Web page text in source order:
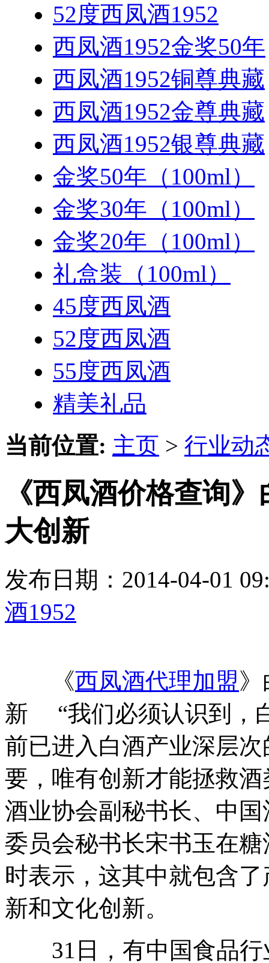
52度西凤酒1952
西凤酒1952金奖50年
西凤酒1952铜尊典藏
西凤酒1952金尊典藏
西凤酒1952银尊典藏
金奖50年（100ml）
金奖30年（100ml）
金奖20年（100ml）
礼盒装（100ml）
45度西凤酒
52度西凤酒
55度西凤酒
精美礼品
当前位置: 主页 > 行业动
《西凤酒价格查询
大创新
发布日期：2014-04-01
酒1952
《西凤酒代理加盟
新 “我们必须认识到，
前已进入白酒产业深层
要，唯有创新才能拯救
酒业协会副秘书长、中
委员会秘书长宋书玉在
时表示，这其中就包含
新和文化创新。
31日，有中国食品行